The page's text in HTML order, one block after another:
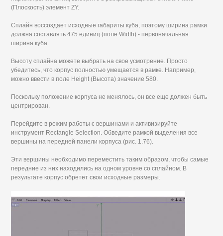
(Плоскость) элемент ZY.
Сплайн воссоздает исходные габариты куба, поэтому ширина рамки
должна составлять 475 единиц (поле Width) - первоначальная
ширина куба.
Высоту сплайна можете выбрать на свое усмотрение. Просто
убедитесь, что корпус полностью умещается в рамке. Например,
можно ввести в поле Height (Высота) значение 580.
Поскольку положение корпуса не менялось, он все еще должен быть
центрирован.
Перейдите в режим работы с вершинами и активизируйте
инструмент Rectangle Selection. Обведите рамкой выделения все
вершины на передней панели корпуса (рис. 1.76).
Эти вершины необходимо переместить таким образом, чтобы самые
передние из них находились на одном уровне со сплайном. В
результате корпус обретет свои исходные размеры.